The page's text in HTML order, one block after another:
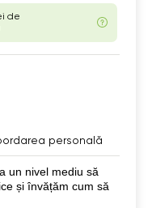
de
personală
un nivel mediu să
și învățăm cum să